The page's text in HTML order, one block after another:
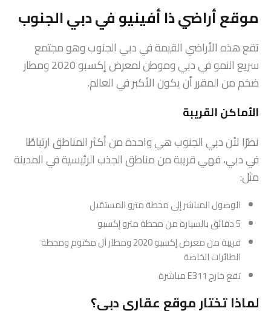
موقع أراضي ذا أفينيو في دبي الجنوب
تقع هذه الأراضي القيمة في دبي الجنوب وهو مجتمع
سريع النمو في دبي وموطن لمعرض إكسبو 2020 ومطار
ضخم من المقرر أن يكون الأكبر في العالم.
الأماكن القريبة
نظرًا لأن دبي الجنوب هي واحدة من أكثر المناطق ارتباطًا
في دبي، فهي قريبة من مناطق الجذب الرئيسية في المدينة
مثل:
الوصول المباشر إلى محطة مترو المستقبل
5 دقائق بالسيارة من محطة مترو إكسبو
قريبة من معرض إكسبو 2020 ومطار آل مكتوم ومحطة
الطائرات الخاصة
تقع خارج E311 مباشرة
لماذا تختار موقع عقاري دبي؟